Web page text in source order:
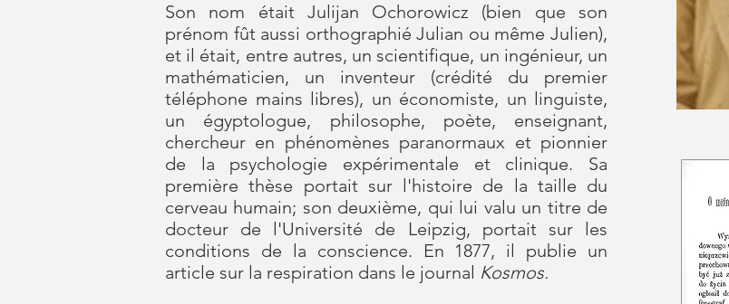
Son nom était Julijan Ochorowicz (bien que son
prénom fût aussi orthographié Julian ou même Julien),
et il était, entre autres, un scientifique, un ingénieur, un
mathématicien, un inventeur (crédité du premier
téléphone mains libres), un économiste, un linguiste,
un égyptologue, philosophe, poète, enseignant,
chercheur en phénomènes paranormaux et pionnier
de la psychologie expérimentale et clinique. Sa
première thèse portait sur l'histoire de la taille du
cerveau humain; son deuxième, qui lui valu un titre de
docteur de l'Université de Leipzig, portait sur les
conditions de la conscience. En 1877, il publie un
article sur la respiration dans le journal Kosmos.